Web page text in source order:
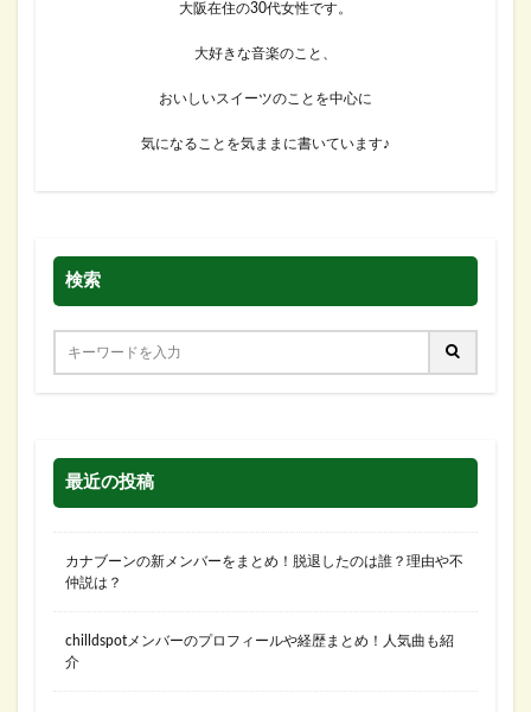
大阪在住の30代女性です。
大好きな音楽のこと、
おいしいスイーツのことを中心に
気になることを気ままに書いています♪
検索
最近の投稿
カナブーンの新メンバーをまとめ！脱退したのは誰？理由や不
仲説は？
chilldspotメンバーのプロフィールや経歴まとめ！人気曲も紹
介